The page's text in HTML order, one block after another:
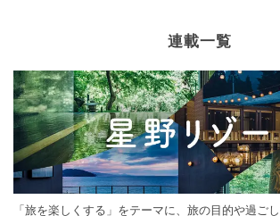
連載一覧
「旅を楽しくする」をテーマに、旅の目的や過ご